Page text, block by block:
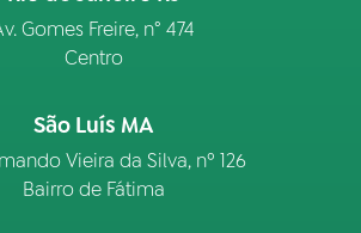
Gomes Freire, n° 474
Centro
São Luís MA
Vieira da Silva, nº 126
Bairro de Fátima